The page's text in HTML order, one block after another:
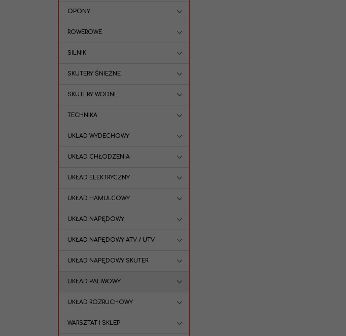
OPONY
ROWEROWE
SILNIK
SKUTERY ŚNIEŻNE
SKUTERY WODNE
TECHNIKA
UKLAD WYDECHOWY
UKŁAD CHŁODZENIA
UKŁAD ELEKTRYCZNY
UKŁAD HAMULCOWY
UKŁAD NAPĘDOWY
UKŁAD NAPĘDOWY ATV / UTV
UKŁAD NAPĘDOWY SKUTER
UKŁAD PALIWOWY
UKŁAD ROZRUCHOWY
WARSZTAT I SKLEP